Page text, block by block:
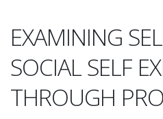
EXAMINING
SOCIAL SELF
THROUGH